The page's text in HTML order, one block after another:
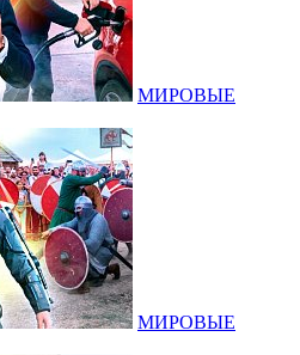
МИРОВЫЕ
МИРОВЫЕ